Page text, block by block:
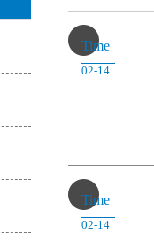
Time
02-14
Time
02-14